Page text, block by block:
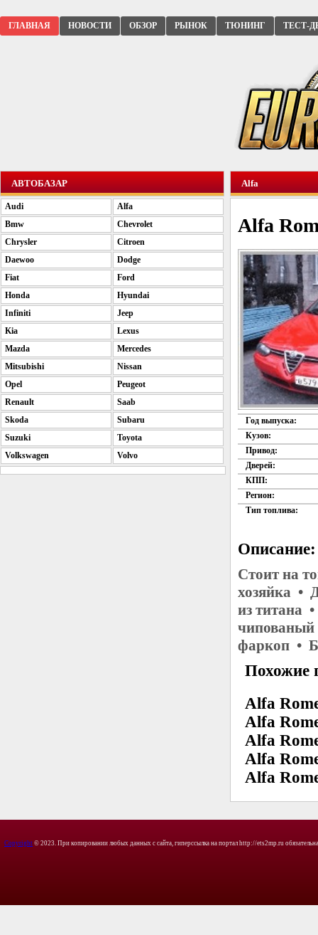
ГЛАВНАЯ НОВОСТИ ОБЗОР РЫНОК ТЮНИНГ ТЕСТ-
Alfa
Alfa
Год выпуска:
Кузов:
Привод:
Дверей:
КПП:
Регион:
Тип топлива:
Описание:
Стоит на
хозяйка •
из титана
чипованый
фаркоп •
Похожие
Alfa
Alfa
Alfa
Alfa
Alfa
АВТОБАЗАР
Audi
Alfa
Bmw
Chevrolet
Chrysler
Citroen
Daewoo
Dodge
Fiat
Ford
Honda
Hyundai
Infiniti
Jeep
Kia
Lexus
Mazda
Mercedes
Mitsubishi
Nissan
Opel
Peugeot
Renault
Saab
Skoda
Subaru
Suzuki
Toyota
Volkswagen
Volvo
Copyright © 2023. При копировании любых данных с сайта, гиперссылка на портал http://ets2mp.ru